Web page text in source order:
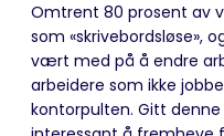
Omtrent 80 prosent av
som «skrivebordsløse»,
vært med på å endre
arbeidere som ikke
kontorpulten. Gitt